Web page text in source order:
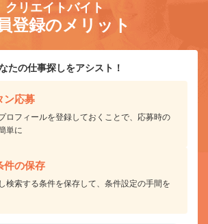
クリエイトバイト
登録のメリット
たの仕事探しをアシスト！
ン応募
ロフィールを登録しておくことで、応募時の
単に
件の保存
検索する条件を保存して、条件設定の手間を